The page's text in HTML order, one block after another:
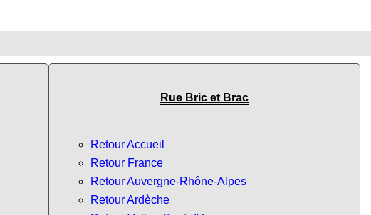
Rue Bric et Brac
Retour Accueil
Retour France
Retour Auvergne-Rhône-Alpes
Retour Ardèche